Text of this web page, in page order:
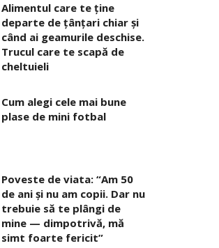
Alimentul care te ține
departe de țânțari chiar și
când ai geamurile deschise.
Trucul care te scapă de
cheltuieli
Cum alegi cele mai bune
plase de mini fotbal
Poveste de viata: “Am 50
de ani și nu am copii. Dar nu
trebuie să te plângi de
mine — dimpotrivă, mă
simt foarte fericit”